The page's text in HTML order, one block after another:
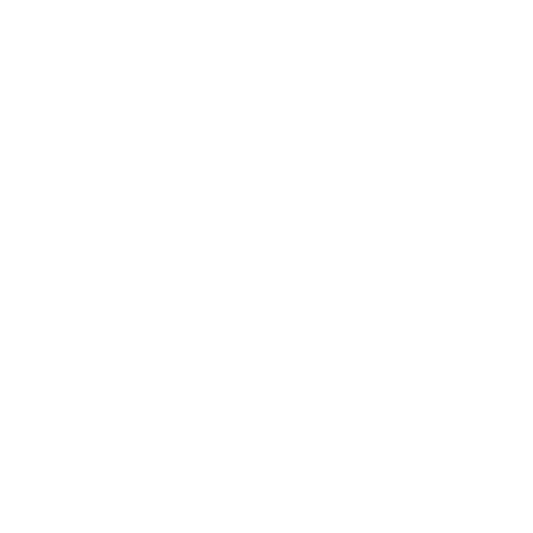
un nuevo estándar
eléctrico de sexta
eficiencia.
de hasta 800 km (WLTP)
proporcionar una
Dynamic Performance
eléctricos a un nuevo y